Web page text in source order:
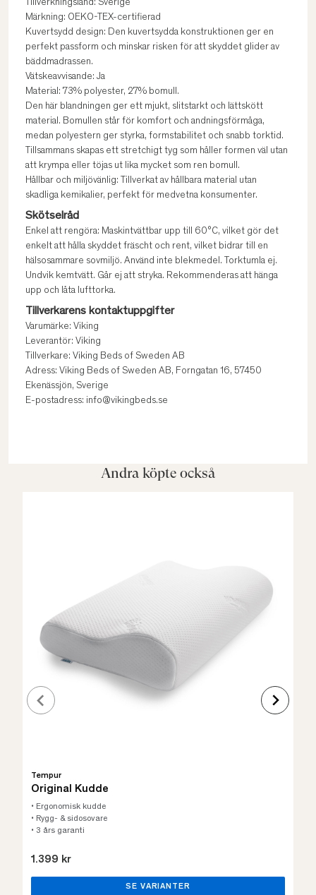
Tillverkningsland: Sverige
Märkning: OEKO-TEX-certifierad
Kuvertsydd design: Den kuvertsydda konstruktionen ger en
perfekt passform och minskar risken för att skyddet glider av
bäddmadrassen.
Vätskeavvisande: Ja
Material: 73% polyester, 27% bomull.
Den här blandningen ger ett mjukt, slitstarkt och lättskött
material. Bomullen står för komfort och andningsförmåga,
medan polyestern ger styrka, formstabilitet och snabb torktid.
Tillsammans skapas ett stretchigt tyg som håller formen väl utan
att krympa eller töjas ut lika mycket som ren bomull.
Hållbar och miljövänlig: Tillverkat av hållbara material utan
skadliga kemikalier, perfekt för medvetna konsumenter.
Skötselråd
Enkel att rengöra: Maskintvättbar upp till 60°C, vilket gör det
enkelt att hålla skyddet fräscht och rent, vilket bidrar till en
hälsosammare sovmiljö. Använd inte blekmedel. Torktumla ej.
Undvik kemtvätt. Går ej att stryka. Rekommenderas att hänga
upp och låta lufttorka.
Tillverkarens kontaktuppgifter
Varumärke: Viking
Leverantör: Viking
Tillverkare: Viking Beds of Sweden AB
Adress: Viking Beds of Sweden AB, Forngatan 16, 57450
Ekenässjön, Sverige
E-postadress: info@vikingbeds.se
Andra köpte också
Tempur
Original Kudde
• Ergonomisk kudde
• Rygg- & sidosovare
• 3 års garanti
1.399 kr
SE VARIANTER